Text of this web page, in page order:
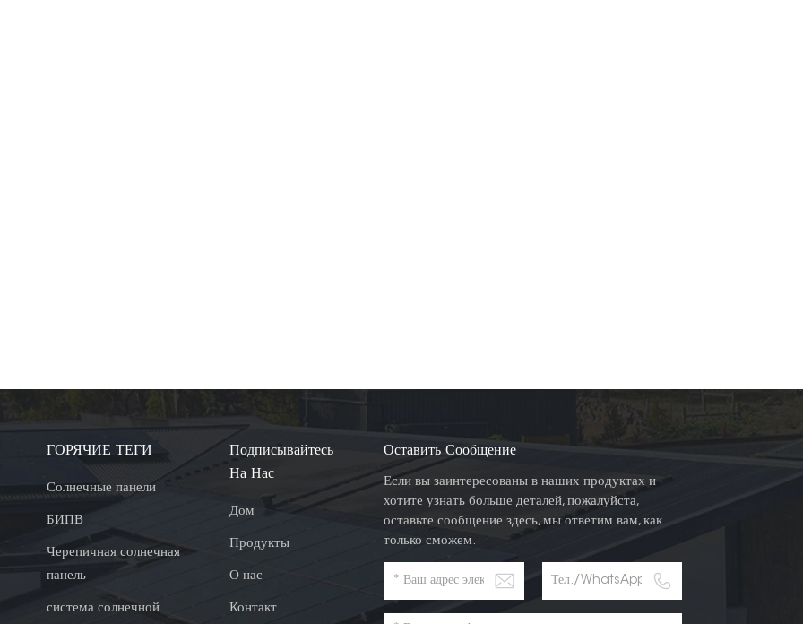
ГОРЯЧИЕ ТЕГИ
Солнечные панели
БИПВ
Черепичная солнечная
панель
система солнечной
Подписывайтесь
На Нас
Дом
Продукты
О нас
Контакт
Оставить Сообщение
Если вы заинтересованы в наших продуктах и
хотите узнать больше деталей, пожалуйста,
оставьте сообщение здесь, мы ответим вам, как
только сможем.